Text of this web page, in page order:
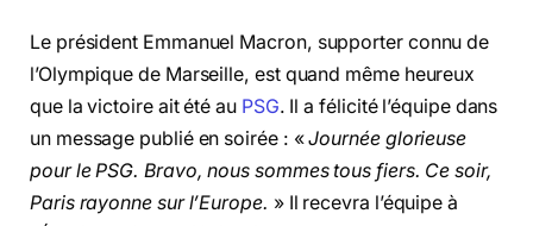
Le président Emmanuel Macron, supporter connu de
l’Olympique de Marseille, est quand même heureux
que la victoire ait été au PSG. Il a félicité l’équipe dans
un message publié en soirée : «Journée glorieuse
pour le PSG. Bravo, nous sommes tous fiers. Ce soir,
Paris rayonne sur l’Europe. » Il recevra l’équipe à